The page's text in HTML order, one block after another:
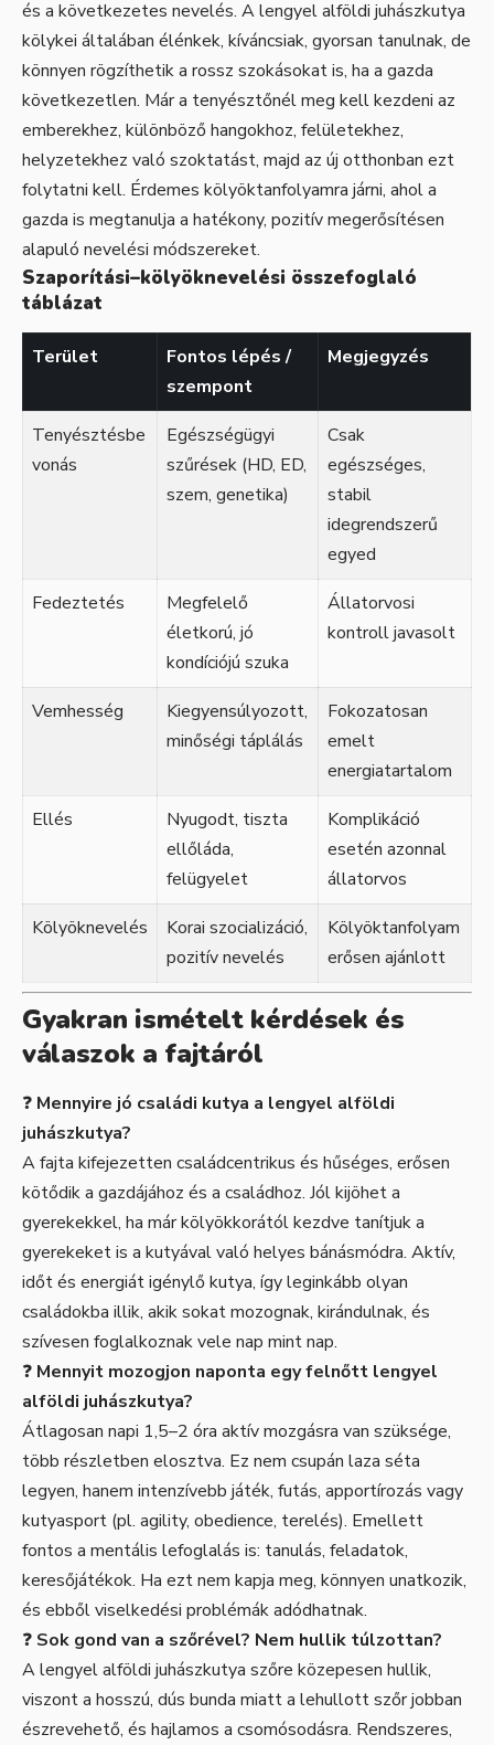
és a következetes nevelés. A lengyel alföldi juhászkutya
kölykei általában élénkek, kíváncsiak, gyorsan tanulnak, de
könnyen rögzíthetik a rossz szokásokat is, ha a gazda
következetlen. Már a tenyésztőnél meg kell kezdeni az
emberekhez, különböző hangokhoz, felületekhez,
helyzetekhez való szoktatást, majd az új otthonban ezt
folytatni kell. Érdemes kölyöktanfolyamra járni, ahol a
gazda is megtanulja a hatékony, pozitív megerősítésen
alapuló nevelési módszereket.
Szaporítási–kölyöknevelési összefoglaló
táblázat
Terület
Fontos lépés /
szempont
Megjegyzés
Tenyésztésbe
vonás
Egészségügyi
szűrések (HD, ED,
szem, genetika)
Csak
egészséges,
stabil
idegrendszerű
egyed
Fedeztetés
Megfelelő
életkorú, jó
kondíciójú szuka
Állatorvosi
kontroll javasolt
Vemhesség
Kiegyensúlyozott,
minőségi táplálás
Fokozatosan
emelt
energiatartalom
Ellés
Nyugodt, tiszta
ellőláda,
felügyelet
Komplikáció
esetén azonnal
állatorvos
Kölyöknevelés
Korai szocializáció,
pozitív nevelés
Kölyöktanfolyam
erősen ajánlott
Gyakran ismételt kérdések és
válaszok a fajtáról
❓ Mennyire jó családi kutya a lengyel alföldi
juhászkutya?
A fajta kifejezetten családcentrikus és hűséges, erősen
kötődik a gazdájához és a családhoz. Jól kijöhet a
gyerekekkel, ha már kölyökkorától kezdve tanítjuk a
gyerekeket is a kutyával való helyes bánásmódra. Aktív,
időt és energiát igénylő kutya, így leginkább olyan
családokba illik, akik sokat mozognak, kirándulnak, és
szívesen foglalkoznak vele nap mint nap.
❓ Mennyit mozogjon naponta egy felnőtt lengyel
alföldi juhászkutya?
Átlagosan napi 1,5–2 óra aktív mozgásra van szüksége,
több részletben elosztva. Ez nem csupán laza séta
legyen, hanem intenzívebb játék, futás, apportírozás vagy
kutyasport (pl. agility, obedience, terelés). Emellett
fontos a mentális lefoglalás is: tanulás, feladatok,
keresőjátékok. Ha ezt nem kapja meg, könnyen unatkozik,
és ebből viselkedési problémák adódhatnak.
❓ Sok gond van a szőrével? Nem hullik túlzottan?
A lengyel alföldi juhászkutya szőre közepesen hullik,
viszont a hosszú, dús bunda miatt a lehullott szőr jobban
észrevehető, és hajlamos a csomósodásra. Rendszeres,